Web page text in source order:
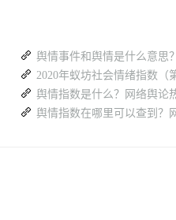
2020年蚁坊社会情绪指数（
舆情指数是什么？网络舆论